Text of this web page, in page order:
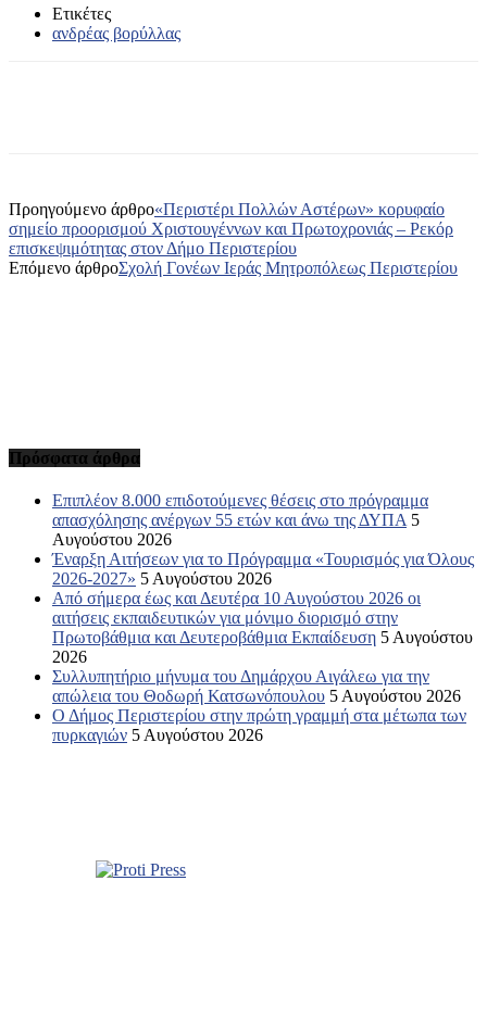
Ετικέτες
ανδρέας βορύλλας
Προηγούμενο άρθρο«Περιστέρι Πολλών Αστέρων» κορυφαίο
σημείο προορισμού Χριστουγέννων και Πρωτοχρονιάς – Ρεκόρ
επισκεψιμότητας στον Δήμο Περιστερίου
Επόμενο άρθροΣχολή Γονέων Ιεράς Μητροπόλεως Περιστερίου
Πρόσφατα άρθρα
Επιπλέον 8.000 επιδοτούμενες θέσεις στο πρόγραμμα
απασχόλησης ανέργων 55 ετών και άνω της ΔΥΠΑ 5
Αυγούστου 2026
Έναρξη Αιτήσεων για το Πρόγραμμα «Τουρισμός για Όλους
2026-2027» 5 Αυγούστου 2026
Από σήμερα έως και Δευτέρα 10 Αυγούστου 2026 οι
αιτήσεις εκπαιδευτικών για μόνιμο διορισμό στην
Πρωτοβάθμια και Δευτεροβάθμια Εκπαίδευση 5 Αυγούστου
2026
Συλλυπητήριο μήνυμα του Δημάρχου Αιγάλεω για την
απώλεια του Θοδωρή Κατσωνόπουλου 5 Αυγούστου 2026
Ο Δήμος Περιστερίου στην πρώτη γραμμή στα μέτωπα των
πυρκαγιών 5 Αυγούστου 2026